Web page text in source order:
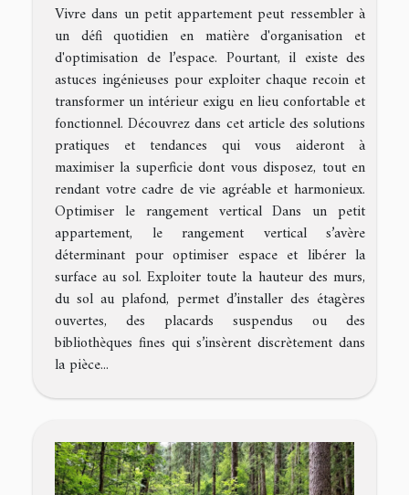
Vivre dans un petit appartement peut ressembler à
un défi quotidien en matière d'organisation et
d'optimisation de l’espace. Pourtant, il existe des
astuces ingénieuses pour exploiter chaque recoin et
transformer un intérieur exigu en lieu confortable et
fonctionnel. Découvrez dans cet article des solutions
pratiques et tendances qui vous aideront à
maximiser la superficie dont vous disposez, tout en
rendant votre cadre de vie agréable et harmonieux.
Optimiser le rangement vertical Dans un petit
appartement, le rangement vertical s’avère
déterminant pour optimiser espace et libérer la
surface au sol. Exploiter toute la hauteur des murs,
du sol au plafond, permet d’installer des étagères
ouvertes, des placards suspendus ou des
bibliothèques fines qui s’insèrent discrètement dans
la pièce...